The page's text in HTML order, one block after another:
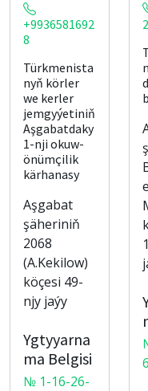
+9936581692
8
Türkmenista
nyň körler
we kerler
jemgyýetiniň
Aşgabatdaky
1-nji okuw-
önümçilik
kärhanasy
Aşgabat
şäheriniň
2068
(A.Kekilow)
köçesi 49-
njy jaýy
Ygtyyarna
ma Belgisi
№ 1-16-26-
6